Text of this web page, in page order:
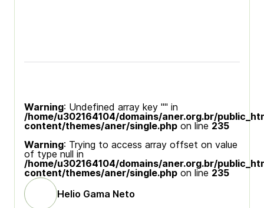
Warning: Undefined array key "" in
/home/u302164104/domains/aner.org.br/
content/themes/aner/single.php on line 235
Warning: Trying to access array offset on value
of type null in
/home/u302164104/domains/aner.org.br/
content/themes/aner/single.php on line 235
Helio Gama Neto